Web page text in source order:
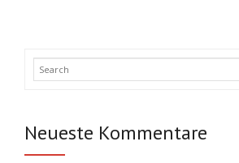
Neueste Kommentare